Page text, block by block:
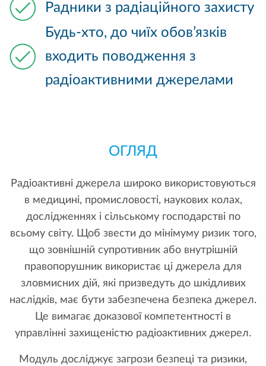
Радники з радіаційного захисту
Будь-хто, до чиїх обов’язків
входить поводження з
радіоактивними джерелами
ОГЛЯД
Радіоактивні джерела широко використовуються
в медицині, промисловості, наукових колах,
дослідженнях і сільському господарстві по
всьому світу. Щоб звести до мінімуму ризик того,
що зовнішній супротивник або внутрішній
правопорушник використає ці джерела для
зловмисних дій, які призведуть до шкідливих
наслідків, має бути забезпечена безпека джерел.
Це вимагає доказової компетентності в
управлінні захищеністю радіоактивних джерел.
Модуль досліджує загрози безпеці та ризики,